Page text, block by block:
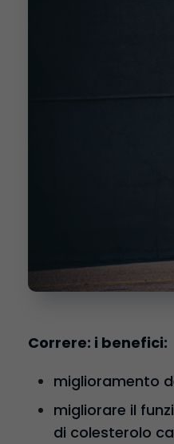
Correre: i benefici:
miglioramento
migliorare il
di colesterolo